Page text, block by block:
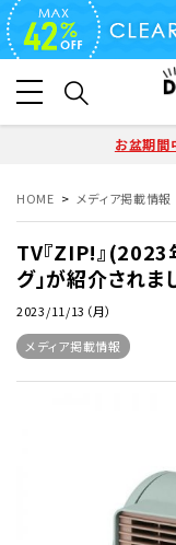
お盆期間
HOME メディア掲載情報
TV『ZIP!』(2023
グ」が紹介されま
2023/11/13（月）
メディア掲載情報